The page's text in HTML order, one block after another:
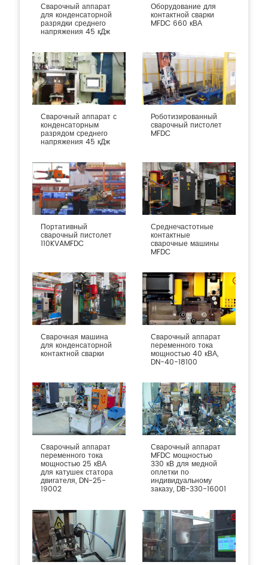
Сварочный аппарат
для конденсаторной
разрядки среднего
напряжения 45 кДж
Оборудование для
контактной сварки
MFDC 660 кВА
Сварочный аппарат с
конденсаторным
разрядом среднего
напряжения 45 кДж
Роботизированный
сварочный пистолет
MFDC
Портативный
сварочный пистолет
110KVAMFDC
Среднечастотные
контактные
сварочные машины
MFDC
Сварочная машина
для конденсаторной
контактной сварки
Сварочный аппарат
переменного тока
мощностью 40 кВА,
DN-40-18100
Сварочный аппарат
переменного тока
мощностью 25 кВА
для катушек статора
двигателя, DN-25-
19002
Сварочный аппарат
MFDC мощностью
330 кВ для медной
оплетки по
индивидуальному
заказу, DB-330-16001